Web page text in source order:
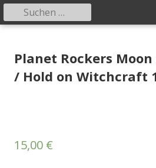
zum
Primäres
Suchen
nach:
Planet Rockers
/ Hold on Witchcraft
15,00 €